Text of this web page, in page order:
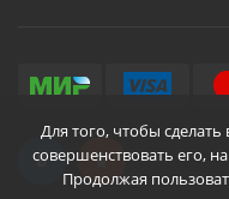
Для того, чтобы
совершенствовать его,
Продолжая